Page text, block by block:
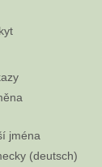
jména
(deutsch)